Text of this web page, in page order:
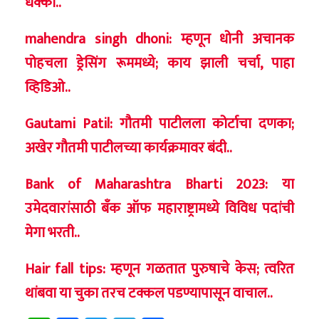
mahendra singh dhoni: म्हणून धोनी अचानक
पोहचला ड्रेसिंग रूममध्ये; काय झाली चर्चा, पाहा
व्हिडिओ..
Gautami Patil: गौतमी पाटीलला कोर्टाचा दणका;
अखेर गौतमी पाटीलच्या कार्यक्रमावर बंदी..
Bank of Maharashtra Bharti 2023: या
उमेदवारांसाठी बँक ऑफ महाराष्ट्रामध्ये विविध पदांची
मेगा भरती..
Hair fall tips: म्हणून गळतात पुरुषाचे केस; त्वरित
थांबवा या चुका तरच टक्कल पडण्यापासून वाचाल..